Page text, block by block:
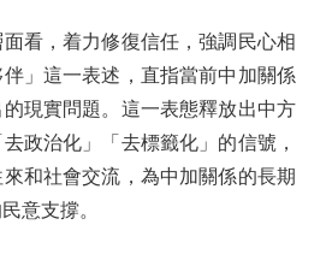
，着力修復信任，強調民心相
」這一表述，直指當前中加關係
現實問題。這一表態釋放出中方
政治化」「去標籤化」的信號，
和社會交流，為中加關係的長期
意支撐。